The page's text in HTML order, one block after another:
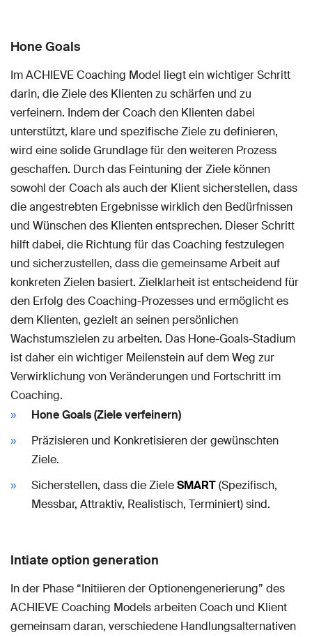
Hone Goals
Im ACHIEVE Coaching Model liegt ein wichtiger Schritt
darin, die Ziele des Klienten zu schärfen und zu
verfeinern. Indem der Coach den Klienten dabei
unterstützt, klare und spezifische Ziele zu definieren,
wird eine solide Grundlage für den weiteren Prozess
geschaffen. Durch das Feintuning der Ziele können
sowohl der Coach als auch der Klient sicherstellen, dass
die angestrebten Ergebnisse wirklich den Bedürfnissen
und Wünschen des Klienten entsprechen. Dieser Schritt
hilft dabei, die Richtung für das Coaching festzulegen
und sicherzustellen, dass die gemeinsame Arbeit auf
konkreten Zielen basiert. Zielklarheit ist entscheidend für
den Erfolg des Coaching-Prozesses und ermöglicht es
dem Klienten, gezielt an seinen persönlichen
Wachstumszielen zu arbeiten. Das Hone-Goals-Stadium
ist daher ein wichtiger Meilenstein auf dem Weg zur
Verwirklichung von Veränderungen und Fortschritt im
Coaching.
Hone Goals (Ziele verfeinern)
Präzisieren und Konkretisieren der gewünschten
Ziele.
Sicherstellen, dass die ZieleSMART(Spezifisch,
Messbar, Attraktiv, Realistisch, Terminiert) sind.
Intiate option generation
In der Phase “Initiieren der Optionengenerierung” des
ACHIEVE Coaching Models arbeiten Coach und Klient
gemeinsam daran, verschiedene Handlungsalternativen